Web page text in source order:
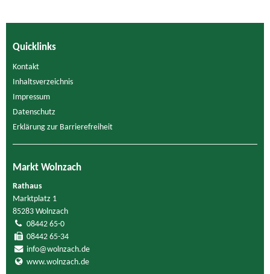
Quicklinks
Kontakt
Inhaltsverzeichnis
Impressum
Datenschutz
Erklärung zur Barrierefreiheit
Markt Wolnzach
Rathaus
Marktplatz 1
85283 Wolnzach
08442 65-0
08442 65-34
info@wolnzach.de
www.wolnzach.de